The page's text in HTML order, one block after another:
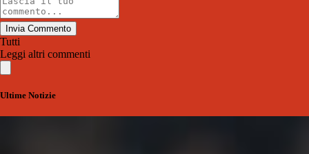
Invia Commento
Tutti
Leggi altri commenti
Ultime Notizie